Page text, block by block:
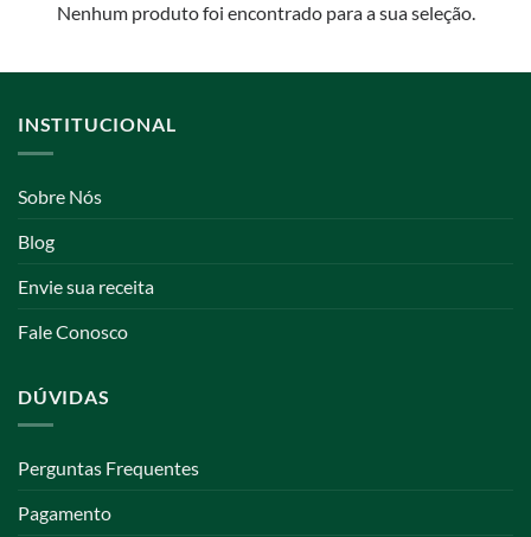
Nenhum produto foi encontrado para a sua seleção.
INSTITUCIONAL
Sobre Nós
Blog
Envie sua receita
Fale Conosco
DÚVIDAS
Perguntas Frequentes
Pagamento